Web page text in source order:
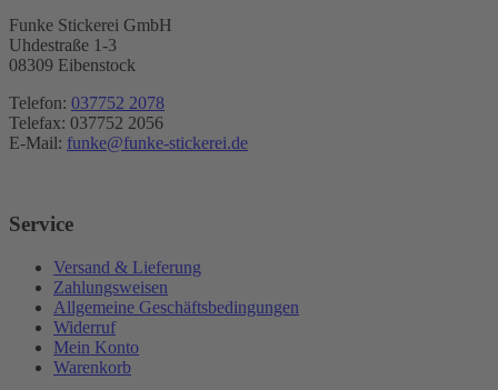
Funke Stickerei GmbH
Uhdestraße 1-3
08309 Eibenstock
Telefon: 037752 2078
Telefax: 037752 2056
E-Mail: funke@funke-stickerei.de
Service
Versand & Lieferung
Zahlungsweisen
Allgemeine Geschäftsbedingungen
Widerruf
Mein Konto
Warenkorb